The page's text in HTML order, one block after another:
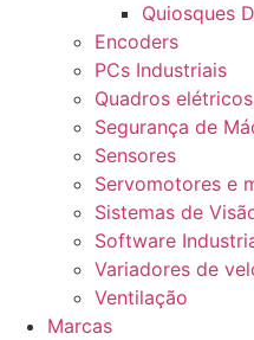
Quiosques
Encoders
PCs Industriais
Quadros elétricos
Segurança de
Sensores
Servomotores e
Sistemas de
Software
Variadores de
Ventilação
Marcas